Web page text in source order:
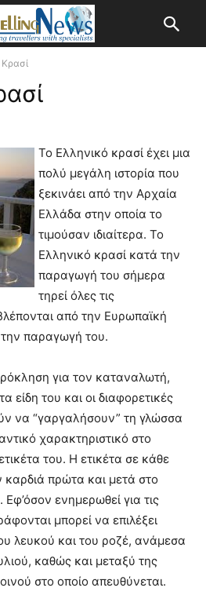
Κρασί
Το Ελληνικό κρασί έχει μια
πολύ μεγάλη ιστορία που
ξεκινάει από την Αρχαία
Ελλάδα στην οποία το
τιμούσαν ιδιαίτερα. Το
Ελληνικό κρασί κατά την
παραγωγή του σήμερα
τηρεί όλες τις
από την Ευρωπαϊκή
παραγωγή του.
για τον καταναλωτή,
είδη του και οι διαφορετικές
να “γαργαλήσουν” τη γλώσσα
χαρακτηριστικό στο
του. Η ετικέτα σε κάθε
καρδιά πρώτα και μετά στο
ενημερωθεί για τις
μπορεί να επιλέξει
λευκού και του ροζέ, ανάμεσα
καθώς και μεταξύ της
στο οποίο απευθύνεται.